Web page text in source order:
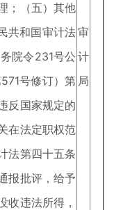
；（五）其他
共和国审计法
院令231号公
号修订）第
反国家规定的
在法定职权范
法第四十五条
报批评，给予
收违法所得，
审
计
局